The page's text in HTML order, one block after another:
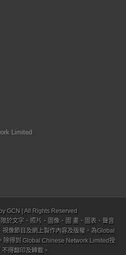
Limited
GCN | All Rights Reserved
於文字、照片、圖像、圖 畫、圖表、聲音
像節目及網上製作內容及版權，為Global
除得到 Global Chinese Network Limited授
得翻印及轉載。